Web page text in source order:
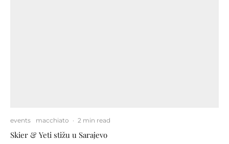
events macchiato · 2 min read
Skier & Yeti stižu u Sarajevo